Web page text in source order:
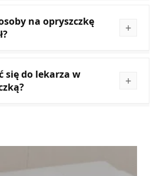
na opryszczkę
się do lekarza w